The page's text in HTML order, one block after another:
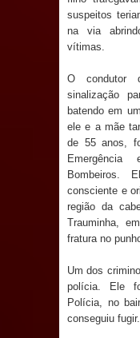
O
suspeitos
na via
vítimas.
O condutor
sinalização
batendo em
ele e a mãe
de 55 anos,
Bombeiros.
consciente e
região da
Trauminha,
fratura no
Um dos
polícia. Ele
Polícia, no
conseguiu fugir.